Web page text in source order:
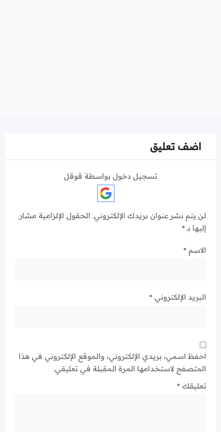
اضف تعليق
تسجيل دخول بواسطة قوقل
لن يتم نشر عنوان بريدك الإلكتروني. الحقول الإلزامية مشار
إليها بـ*
الاسم *
البريد الإلكتروني *
احفظ اسمي، بريدي الإلكتروني، والموقع الإلكتروني في هذا
المتصفح لاستخدامها المرة المقبلة في تعليقي.
تعليقك *